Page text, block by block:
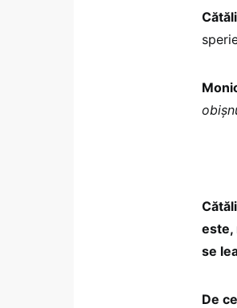
este,
se
De